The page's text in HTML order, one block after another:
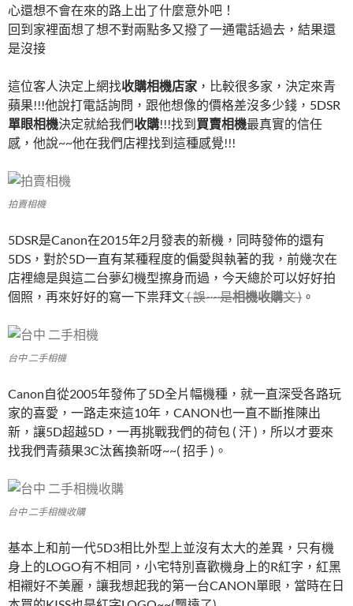
心還想不會在來的路上出了什麼意外吧！
回到家裡面想了想不對兩點多又撥了一通電話過去，結果還
是沒接
這位客人決定上網找收購相機店家 ，比較很多家，決定來青
蘋果!!!他說打電話詢問，跟他想像的價格差沒多少錢，5DSR
單眼相機決定就給我們收購!!!找到 買賣相機最真實的信任
感，他說~~他在我們店裡找到這種感覺!!!
拍賣相機
5DSR是Canon在2015年2月發表的新機，同時發佈的還有
5DS，對於5D一直有某種程度的偏愛與執著的我，前幾次在
店裡總是與這二台夢幻機型擦身而過，今天總於可以好好拍
個照，再來好好的寫一下祟拜文( 誤~~是相機收購文 ) 。
台中 二手相機
Canon自從2005年發佈了5D全片幅機種，就一直深受各路玩
家的喜愛，一路走來這10年，CANON也一直不斷推陳出
新，讓5D超越5D，一再挑戰我們的荷包 ( 汗 )，所以才要來
找我們青蘋果3C汰舊換新呀~~( 招手 )。
台中 二手相機收購
基本上和前一代5D3相比外型上並沒有太大的差異，只有機
身上的LOGO有不相同，小宅特別喜歡機身上的R紅字，紅黑
相襯好不美麗，讓我想起我的第一台CANON單眼，當時在日